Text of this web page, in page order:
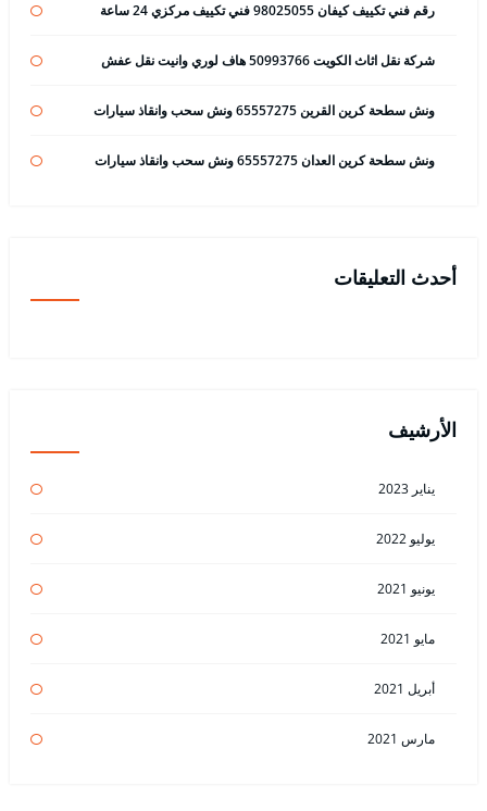
رقم فني تكييف كيفان 98025055 فني تكييف مركزي 24 ساعة
شركة نقل اثاث الكويت 50993766 هاف لوري وانيت نقل عفش
ونش سطحة كرين القرين 65557275 ونش سحب وانقاذ سيارات
ونش سطحة كرين العدان 65557275 ونش سحب وانقاذ سيارات
أحدث التعليقات
الأرشيف
يناير 2023
يوليو 2022
يونيو 2021
مايو 2021
أبريل 2021
مارس 2021